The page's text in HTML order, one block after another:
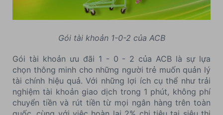
Gói tài khoản 1-0-2 của ACB
Gói tài khoản ưu đãi 1 - 0 - 2 của ACB là sự lựa
chọn thông minh cho những người trẻ muốn quản lý
tài chính hiệu quả. Với những lợi ích cụ thể như trải
nghiệm tài khoản giao dịch trong 1 phút, không phí
chuyển tiền và rút tiền từ mọi ngân hàng trên toàn